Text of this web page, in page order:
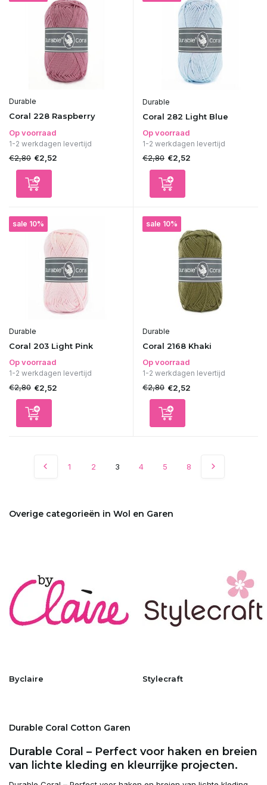
Durable
Coral 228 Raspberry
Op voorraad
1-2 werkdagen levertijd
€2,80 €2,52
Durable
Coral 282 Light Blue
Op voorraad
1-2 werkdagen levertijd
€2,80 €2,52
sale 10%
Durable
Coral 203 Light Pink
Op voorraad
1-2 werkdagen levertijd
€2,80 €2,52
sale 10%
Durable
Coral 2168 Khaki
Op voorraad
1-2 werkdagen levertijd
€2,80 €2,52
1 2 3 4 5 8
Overige categorieën in Wol en Garen
Byclaire Stylecraft
Durable Coral Cotton Garen
Durable Coral – Perfect voor haken en breien
van lichte kleding en kleurrijke projecten.